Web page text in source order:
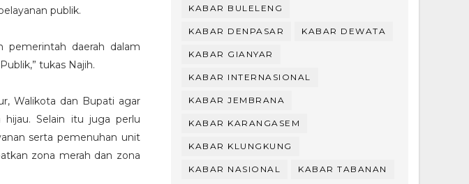
publik.
pemerintah daerah dalam
tukas Najih.
Walikota dan Bupati agar
hijau. Selain itu juga perlu
serta pemenuhan unit
zona merah dan zona
KABAR BULELENG
KABAR DENPASAR KABAR DEWATA
KABAR GIANYAR
KABAR INTERNASIONAL
KABAR JEMBRANA
KABAR KARANGASEM
KABAR KLUNGKUNG
KABAR NASIONAL KABAR TABANAN